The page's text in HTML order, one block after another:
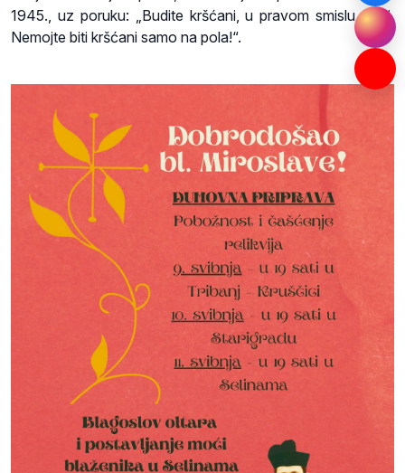
1945., uz poruku: „Budite kršćani, u pravom smislu riječi.
Nemojte biti kršćani samo na pola!“.